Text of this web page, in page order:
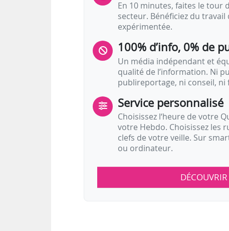
• Le label est attribué …
En 10 minutes, faites le tour
secteur. Bénéficiez du travail
expérimentée.
100% d’info, 0% de
Un média indépendant et
qualité de l’information. Ni
publireportage, ni conseil, ni
Service personnalisé
Choisissez l‘heure de votre
votre Hebdo. Choisissez les
clefs de votre veille. Sur
ou ordinateur.
DÉCOUVRIR